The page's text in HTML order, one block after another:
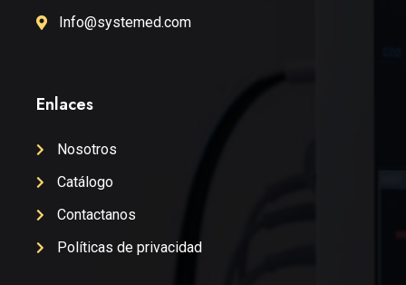
Info@systemed.com
Enlaces
Nosotros
Catálogo
Contactanos
Políticas de privacidad